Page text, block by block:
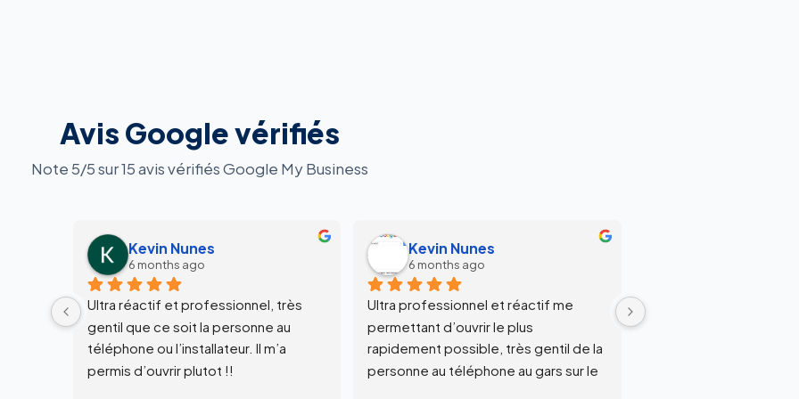
Avis Google vérifiés
Note 5/5 sur 15 avis vérifiés Google My Business
Kevin Nunes
6 months ago
Ultra réactif et professionnel, très
gentil que ce soit la personne au
téléphone ou l’installateur. Il m’a
permis d’ouvrir plutot !!
Kevin Nunes
6 months ago
Ultra professionnel et réactif me
permettant d’ouvrir le plus
rapidement possible, très gentil de la
personne au téléphone au gars sur le